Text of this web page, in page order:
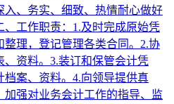
入、务实、细致、热情耐心做好
、工作职责：1.及时完成原始凭
整理，登记管理各类合同。2.协
、资料。3.装订和保管会计凭
档案、资料。4.向领导提供真
加强对业务会计工作的指导、监